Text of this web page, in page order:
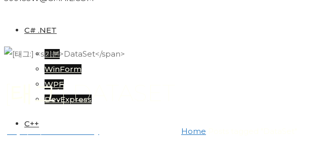
C# .NET
기본
WinForm
WPF
DevExpress
C++
[태그:] DATASET
Home